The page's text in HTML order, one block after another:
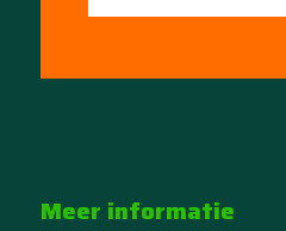
Meer informatie